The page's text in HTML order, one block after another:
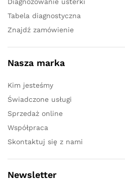
Tabela diagnostyczna
Znajdź zamówienie
Nasza marka
Kim jesteśmy
Świadczone usługi
Sprzedaż online
Współpraca
Skontaktuj się z nami
Newsletter